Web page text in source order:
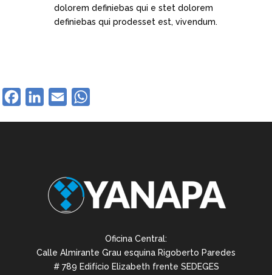
dolorem definiebas qui e stet dolorem
definiebas qui prodesset est, vivendum.
FacebookLinkedIn
Email
Oficina Central:
Calle Almirante Grau esquina Rigoberto Paredes
# 789 Edifício Elizabeth frente SEDEGES